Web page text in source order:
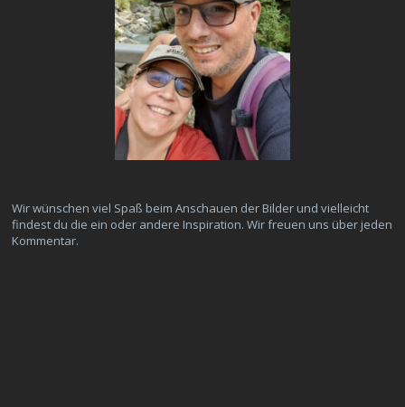
Wir wünschen viel Spaß beim Anschauen der Bilder und vielleicht
findest du die ein oder andere Inspiration. Wir freuen uns über jeden
Kommentar.